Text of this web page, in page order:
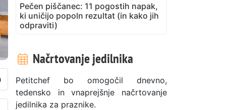
Pečen piščanec: 11 pogostih napak,
ki uničijo popoln rezultat (in kako jih
odpraviti)
Načrtovanje jedilnika
Petitchef bo omogočil dnevno,
tedensko in vnaprejšnje načrtovanje
jedilnika za praznike.